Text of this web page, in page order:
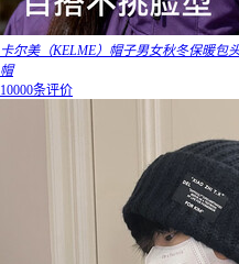
卡尔美（KELME）帽子男女秋冬保暖包
帽
10000条评价